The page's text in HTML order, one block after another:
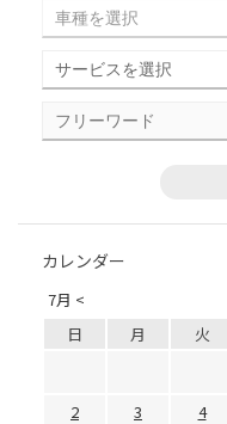
カレンダー
7月 <
日 月 火
2
3 4